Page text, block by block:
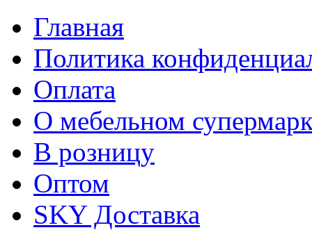
Главная
Политика
Оплата
О мебельном
В розницу
Оптом
SKY Доставка